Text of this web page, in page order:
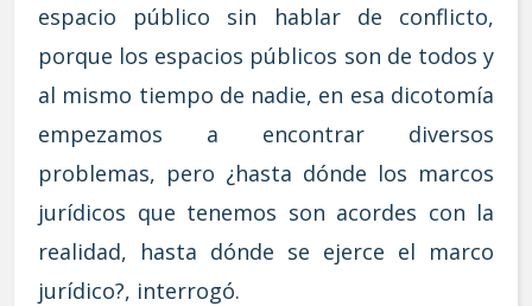
espacio público sin hablar de conflicto,
porque los espacios públicos son de todos y
al mismo tiempo de nadie, en esa dicotomía
empezamos a encontrar diversos
problemas, pero ¿hasta dónde los marcos
jurídicos que tenemos son acordes con la
realidad, hasta dónde se ejerce el marco
jurídico?, interrogó.